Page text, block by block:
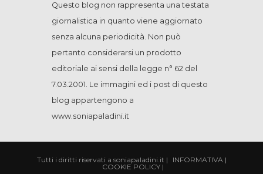
Questo blog non rappresenta una testata
giornalistica in quanto viene aggiornato
senza alcuna periodicità. Non può
pertanto considerarsi un prodotto
editoriale ai sensi della legge n° 62 del
7.03.2001. Le immagini ed i post di questo
blog appartengono a
www.soniapaladini.it
Tutti i diritti riservati a soniapaladini.it | INFORMATIVA|
COOKIE POLICY |